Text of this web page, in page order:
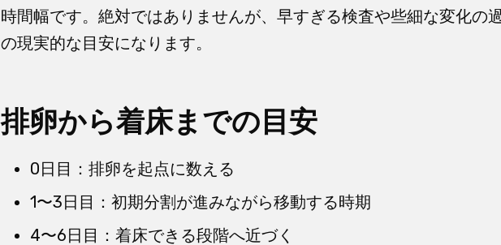
時間幅です。絶対ではありませんが、早すぎる検査や些細な変化の
の現実的な目安になります。
排卵から着床までの目安
0日目：排卵を起点に数える
1〜3日目：初期分割が進みながら移動する時期
4〜6日目：着床できる段階へ近づく